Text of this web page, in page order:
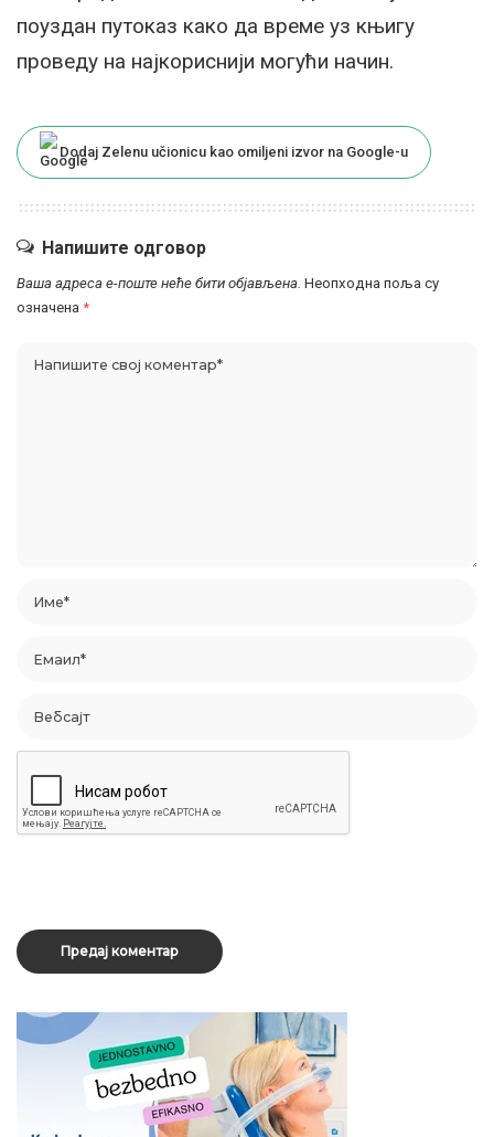
поуздан путоказ како да време уз књигу
проведу на најкориснији могући начин.
Dodaj Zelenu učionicu kao omiljeni izvor na Google-u
Напишите одговор
Ваша адреса е-поште неће бити објављена. Неопходна поља су
означена *